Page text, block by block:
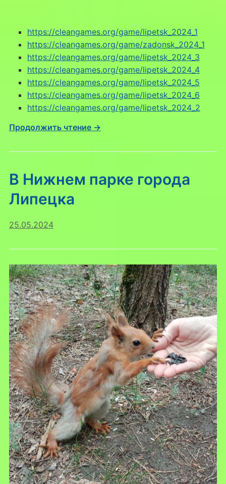
https://cleangames.org/game/lipetsk_2024_1
https://cleangames.org/game/zadonsk_2024_1
https://cleangames.org/game/lipetsk_2024_3
https://cleangames.org/game/lipetsk_2024_4
https://cleangames.org/game/lipetsk_2024_5
https://cleangames.org/game/lipetsk_2024_6
https://cleangames.org/game/lipetsk_2024_2
Продолжить чтение →
В Нижнем парке города
Липецка
25.05.2024